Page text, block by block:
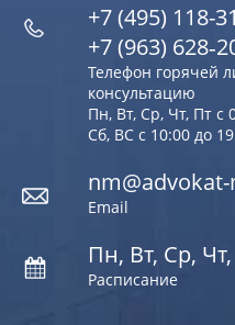
+7 (495) 118-
+7 (963)
Телефон горячей
консультацию
Пн, Вт, Ср, Чт, Пт с
Сб, ВС с 10:00 до
Email
Пн, Вт, Ср,
Расписание